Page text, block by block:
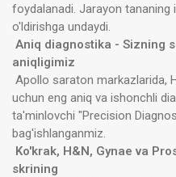
foydalanadi. Jarayon tananing
o'ldirishga undaydi.
Aniq diagnostika - Sizning
aniqligimiz
Apollo saraton markazlarida,
uchun eng aniq va ishonchli
ta'minlovchi "Precision
bag'ishlanganmiz.
Ko'krak, H&N, Gynae va
skrining